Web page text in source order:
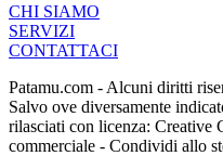
CHI SIAMO
SERVIZI
CONTATTACI
Patamu.com - Alcuni diritti
Salvo ove diversamente
rilasciati con licenza: Creative
commerciale - Condividi allo